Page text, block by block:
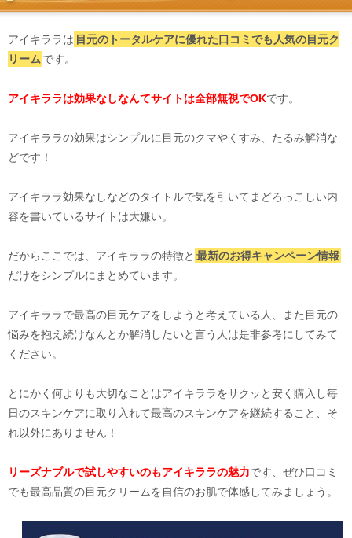
アイキララは 目元のトータルケアに優れた口コミでも人気の目元ク
リームです。
アイキララは効果なしなんてサイトは全部無視でOKです。
アイキララの効果はシンプルに目元のクマやくすみ、たるみ解消な
どです！
アイキララ効果なしなどのタイトルで気を引いてまどろっこしい内
容を書いているサイトは大嫌い。
だからここでは、アイキララの特徴と 最新のお得キャンペーン情報
だけをシンプルにまとめています。
アイキララで最高の目元ケアをしようと考えている人、また目元の
悩みを抱え続けなんとか解消したいと言う人は是非参考にしてみて
ください。
とにかく何よりも大切なことはアイキララをサクッと安く購入し毎
日のスキンケアに取り入れて最高のスキンケアを継続すること、そ
れ以外にありません！
リーズナブルで試しやすいのもアイキララの魅力です、ぜひ口コミ
でも最高品質の目元クリームを自信のお肌で体感してみましょう。